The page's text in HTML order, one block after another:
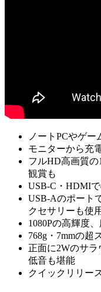
ノートPCやゲ
モニターから充
フルHD高画質
観賞も
USB-C・HDMI
USB-Aのポート
クセサリーも使
1080Pの高輝度
768g・7mmの超
正面に2Wのサ
低音も堪能
クイックリリー